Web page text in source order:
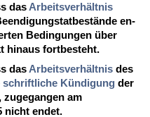
das Ar­beits­verhält­nis
en­
Be­din­gun­gen über
hin­aus fort­be­steht.
das Ar­beits­verhält­nis des
schrift­li­che Kündi­gung der
zu­ge­gan­gen am
nicht en­det.